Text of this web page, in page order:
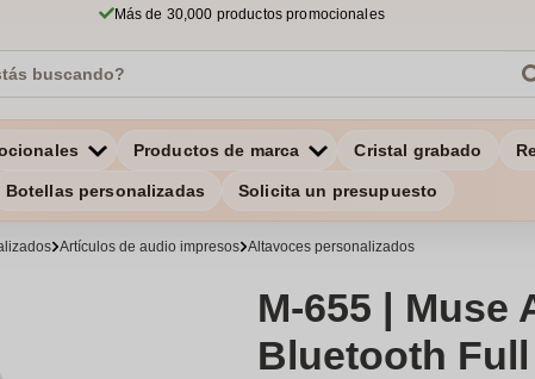
Más de 30,000 productos promocionales
Productos de marca Cristal grabado
Botellas personalizadas Solicita un presupuesto
Artículos de audio impresos Altavoces personalizados
M-655 | Muse
Bluetooth Full